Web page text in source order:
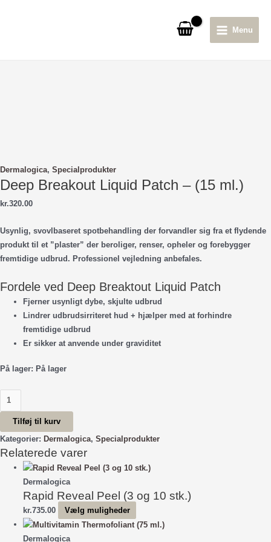
Menu
Dermalogica, Specialprodukter
Deep Breakout Liquid Patch – (15 ml.)
kr.320.00
Usynlig, svovlbaseret spotbehandling der forvandler sig fra et flydende
produkt til et ”plaster” der beroliger, renser, opheler og forebygger
fremtidige udbrud. Professionel vejledning anbefales.
Fordele ved Deep Breaktout Liquid Patch
Fjerner usynligt dybe, skjulte udbrud
Lindrer udbrudsirriteret hud + hjælper med at forhindre
fremtidige udbrud
Er sikker at anvende under graviditet
På lager: På lager
Deep
Breakout
Liquid
Patch
-
Tilføj til kurv
Kategorier: Dermalogica, Specialprodukter
Relaterede varer
Dermalogica
Rapid Reveal Peel (3 og 10 stk.)
kr.735.00 Vælg muligheder
vare
Dermalogica